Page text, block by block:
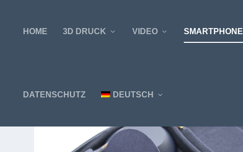
HOME 3D DRUCK VIDEO SMARTPHONE
DATENSCHUTZ DEUTSCH